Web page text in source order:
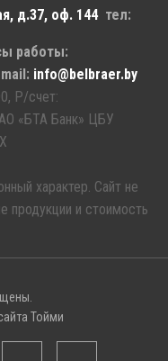
д.37, оф. 144 тел:
работы:
info@belbraer.by
Р/счет:
«БТА Банк» ЦБУ
характер. Сайт не
продукции и стоимость
Тойми